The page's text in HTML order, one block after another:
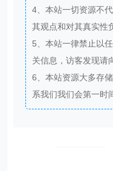
4、本站一切资源不
其观点和对其真实性
5、本站一律禁止以
关信息，访客发现请
6、本站资源大多存
系我们我们会第一时